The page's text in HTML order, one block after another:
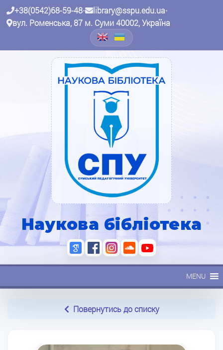
+38(0542)68-59-48• library@sspu.edu.ua•
вул. Роменська, 87 м. Суми 40002, Україна
Наукова бібліотека
MENU
Повернутись до списку